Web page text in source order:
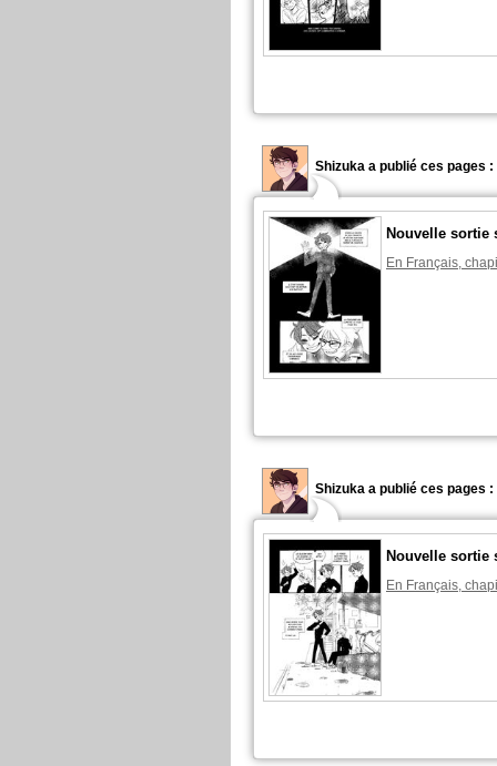
Shizuka a publié ces pages :
Nouvelle sortie
En Français,
Shizuka a publié ces pages :
Nouvelle sortie
En Français,